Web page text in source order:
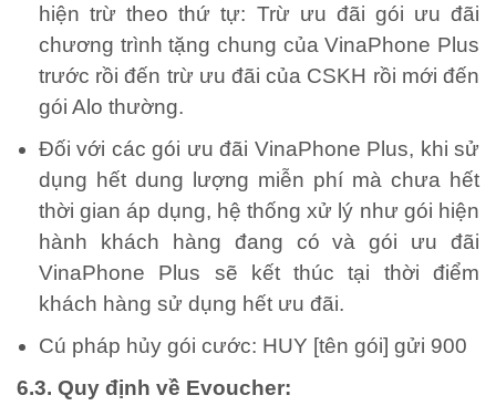
hiện trừ theo thứ tự: Trừ ưu đãi gói ưu đãi
chương trình tặng chung của VinaPhone Plus
trước rồi đến trừ ưu đãi của CSKH rồi mới đến
gói Alo thường.
Đối với các gói ưu đãi VinaPhone Plus, khi sử
dụng hết dung lượng miễn phí mà chưa hết
thời gian áp dụng, hệ thống xử lý như gói hiện
hành khách hàng đang có và gói ưu đãi
VinaPhone Plus sẽ kết thúc tại thời điểm
khách hàng sử dụng hết ưu đãi.
Cú pháp hủy gói cước: HUY [tên gói] gửi 900
6.3. Quy định về Evoucher: